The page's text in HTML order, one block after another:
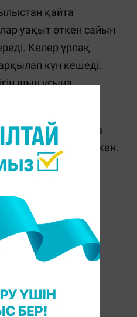
қайта
уақыт өткен сайын
Келер ұрпақ
күн кешеді.
шын ұғына
Қадыр Мырза
отырып айтқан екен.